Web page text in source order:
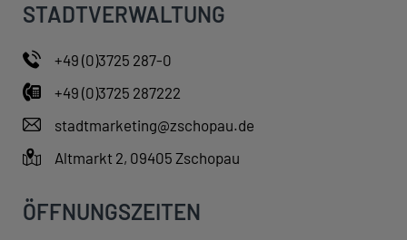
STADTVERWALTUNG
+49 (0)3725 287-0
+49 (0)3725 287222
stadtmarketing@zschopau.de
Altmarkt 2, 09405 Zschopau
ÖFFNUNGSZEITEN